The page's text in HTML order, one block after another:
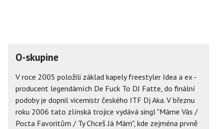
O-skupine
V roce 2005 položili základ kapely freestyler Idea a ex -
producent legendárních De Fuck To DJ Fatte, do finální
podoby je dopnil vicemistr českého ITF Dj Aka. V březnu
roku 2006 tato zlínská trojice vydává singl "Máme Vás /
Pocta Favoritům / Ty Chceš Já Mám", kde zejména prvně